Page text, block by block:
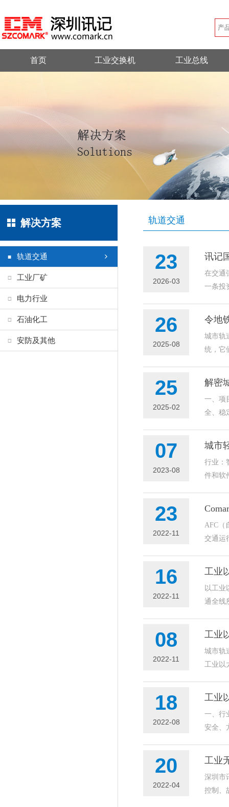
首页 工业交换机 工业总线
解决方案
轨道交通
工业厂矿
电力行业
石油化工
安防及其他
轨道交通
23
2026-03
讯记
在交通
一条投
26
2025-08
令地
城市轨
统，它
25
2025-02
解密
一、项
全、稳
07
2023-08
城市
行业：
件和软
23
2022-11
AFC（
交通运
16
2022-11
工业
以工业
通全线
08
2022-11
工业
城市轨
工业以
18
2022-08
工业
一、行
安全、
20
2022-04
工业
深圳市
控制、